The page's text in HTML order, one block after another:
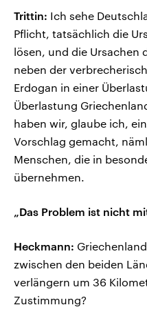
Trittin: Ich sehe
Pflicht, tatsächlich die
lösen, und die Ursachen
neben der
Erdogan in einer
Überlastung
haben wir, glaube ich,
Vorschlag gemacht,
Menschen, die in
übernehmen.
„Das Problem ist nicht
Heckmann:
zwischen den beiden
verlängern um 36
Zustimmung?